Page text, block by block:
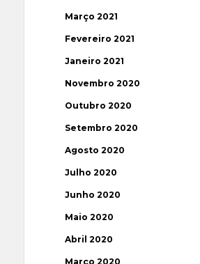
Março 2021
Fevereiro 2021
Janeiro 2021
Novembro 2020
Outubro 2020
Setembro 2020
Agosto 2020
Julho 2020
Junho 2020
Maio 2020
Abril 2020
Março 2020